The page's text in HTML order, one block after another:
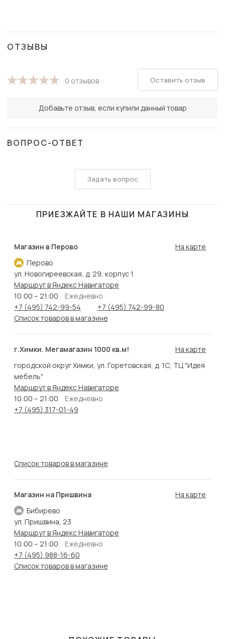
ОТЗЫВЫ
0 отзывов
Добавьте отзыв, если купили данный товар
Оставить отзыв
ВОПРОС-ОТВЕТ
Задать вопрос
ПРИЕЗЖАЙТЕ В НАШИ МАГАЗИНЫ
Магазин в Перово
Перово
На карте
ул. Новогиреевская, д. 29, корпус 1
Маршрут в Яндекс Навигаторе
10:00 – 21:00
Ежедневно
+7 (495) 742-99-54
+7 (495) 742-99-80
Список товаров в магазине
г.Химки. Мегамагазин 1000 кв.м!
На карте
городской округ Химки, ул. Горетовская, д. 1С, ТЦ "Идея
мебель"
Маршрут в Яндекс Навигаторе
10:00 – 21:00
Ежедневно
+7 (495) 317-01-49
Список товаров в магазине
Магазин на Пришвина
Бибирево
На карте
ул. Пришвина, 23
Маршрут в Яндекс Навигаторе
10:00 – 21:00
Ежедневно
+7 (495) 988-16-60
Список товаров в магазине